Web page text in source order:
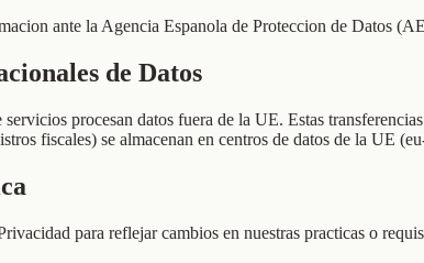
ante la Agencia Espanola de Proteccion de Datos
de Datos
procesan datos fuera de la UE. Estas
fiscales) se almacenan en centros de datos de la UE
para reflejar cambios en nuestras practicas o